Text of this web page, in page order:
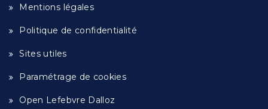
Mentions légales
Politique de confidentialité
Sites utiles
Paramétrage de cookies
Open Lefebvre Dalloz